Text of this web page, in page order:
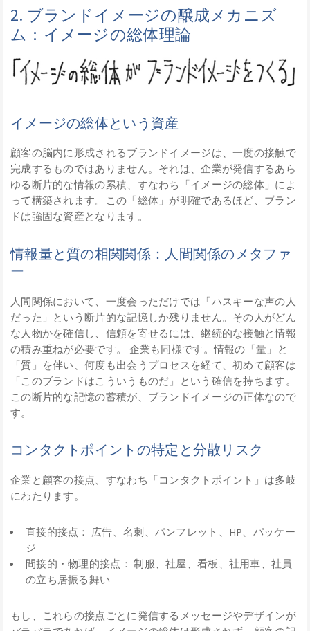
2. ブランドイメージの醸成メカニズ
ム：イメージの総体理論
イメージの総体という資産
顧客の脳内に形成されるブランドイメージは、一度の接触で
完成するものではありません。それは、企業が発信するあら
ゆる断片的な情報の累積、すなわち「イメージの総体」によ
って構築されます。この「総体」が明確であるほど、ブラン
ドは強固な資産となります。
情報量と質の相関関係：人間関係のメタファ
ー
人間関係において、一度会っただけでは「ハスキーな声の人
だった」という断片的な記憶しか残りません。その人がどん
な人物かを確信し、信頼を寄せるには、継続的な接触と情報
の積み重ねが必要です。 企業も同様です。情報の「量」と
「質」を伴い、何度も出会うプロセスを経て、初めて顧客は
「このブランドはこういうものだ」という確信を持ちます。
この断片的な記憶の蓄積が、ブランドイメージの正体なので
す。
コンタクトポイントの特定と分散リスク
企業と顧客の接点、すなわち「コンタクトポイント」は多岐
にわたります。
直接的接点： 広告、名刺、パンフレット、HP、パッケー
ジ
間接的・物理的接点： 制服、社屋、看板、社用車、社員
の立ち居振る舞い
もし、これらの接点ごとに発信するメッセージやデザインが